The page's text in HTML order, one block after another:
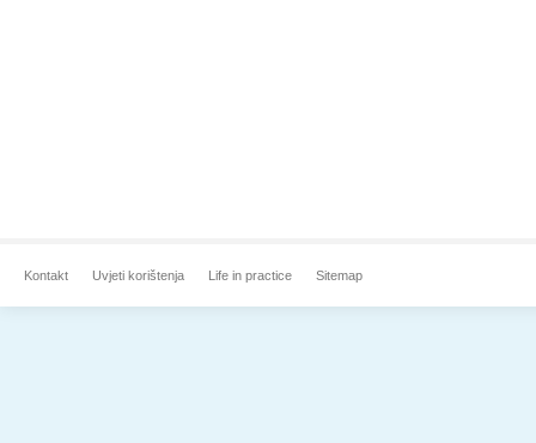
Kontakt Uvjeti korištenja Life in practice Sitemap